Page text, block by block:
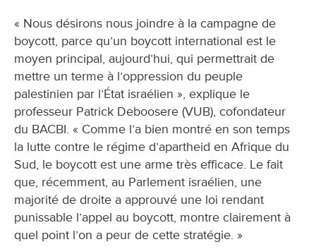
« Nous désirons nous joindre à la campagne de
boycott, parce qu’un boycott international est le
moyen principal, aujourd’hui, qui permettrait de
mettre un terme à l’oppression du peuple
palestinien par l’État israélien », explique le
professeur Patrick Deboosere (VUB), cofondateur
du BACBI. « Comme l’a bien montré en son temps
la lutte contre le régime d’apartheid en Afrique du
Sud, le boycott est une arme très efficace. Le fait
que, récemment, au Parlement israélien, une
majorité de droite a approuvé une loi rendant
punissable l’appel au boycott, montre clairement à
quel point l’on a peur de cette stratégie. »